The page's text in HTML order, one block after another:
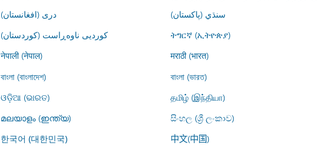
درى (افغانستان) سنڌي (پاکستان)
کوردیی ناوەڕاست (کوردستان) ትግርኛ (ኢትዮጵያ)
नेपाली (नेपाल) मराठी (भारत)
বাংলা (বাংলাদেশ) বাংলা (ভারত)
ଓଡ଼ିଆ (ଭାରତ) தமிழ் (இந்தியா)
മലയാളം (ഇന്ത്യ) සිංහල (ශ්‍රී ලංකාව)
한국어 (대한민국) 中文(中国)